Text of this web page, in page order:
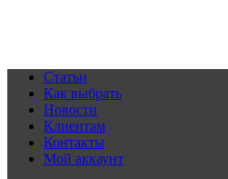
Статьи
Как выбрать
Новости
Клиентам
Контакты
Мой аккаунт